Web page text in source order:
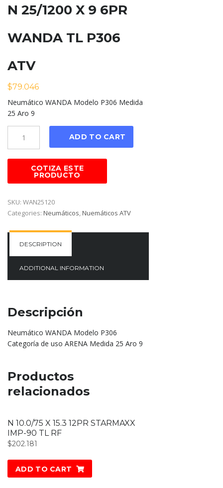
N 25/1200 X 9 6PR
WANDA TL P306
ATV
$79.046
Neumático WANDA Modelo P306 Medida
25 Aro 9
ADD TO CART
SKU: WAN25120
Categories: Neumáticos,Nuemáticos ATV
DESCRIPTION
ADDITIONAL INFORMATION
Descripción
Neumático WANDA Modelo P306
Categoría de uso ARENA Medida 25 Aro 9
Productos
relacionados
N 10.0/75 X 15.3 12PR STARMAXX
IMP-90 TL RF
$202.181
ADD TO CART